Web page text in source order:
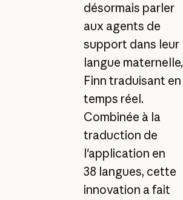
désormais parler
aux agents de
support dans leur
langue maternelle,
Finn traduisant en
temps réel.
Combinée à la
traduction de
l'application en
38 langues, cette
innovation a fait